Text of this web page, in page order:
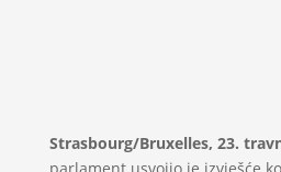
Strasbourg/Bruxelles, 23.